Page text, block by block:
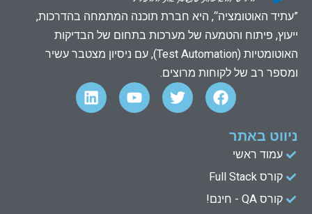
”עתיד האוטומציה“, היא חברת תוכנה המתמחה בהדרכות,
ייעוץ, פיתוח והטמעה של מערכות בתחום של הבדיקות
האוטומטיות (Test Automation), עם ניסיון מצטבר עשיר
ומספר רב של לקוחות מרוצים.
F
a
c
o
k
T
w
i
Y
o
u
L
i
n
ניווט באתר
עמוד ראשי
קורס Full Stack
קורס QA - חינם!